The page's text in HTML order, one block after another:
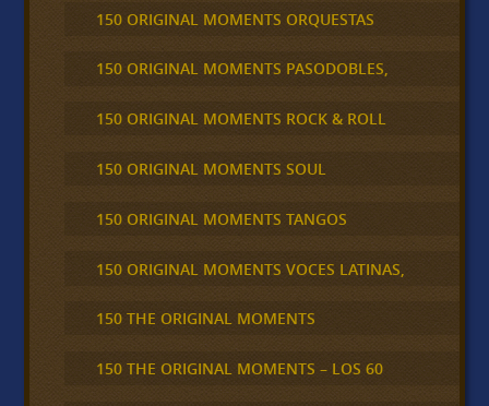
150 ORIGINAL MOMENTS ORQUESTAS
150 ORIGINAL MOMENTS PASODOBLES,
150 ORIGINAL MOMENTS ROCK & ROLL
150 ORIGINAL MOMENTS SOUL
150 ORIGINAL MOMENTS TANGOS
150 ORIGINAL MOMENTS VOCES LATINAS,
150 THE ORIGINAL MOMENTS
150 THE ORIGINAL MOMENTS – LOS 60